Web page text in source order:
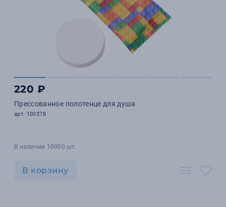
220 ₽
Прессованное полотенце для душа
арт. 100378
В наличии 10000 шт.
В корзину